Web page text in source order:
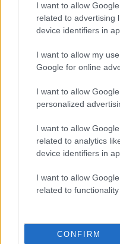
I want to allow
related to advertising
device identifiers in
I want to allow my
Google for online
I want to allow
personalized
I want to allow
related to analytics
device identifiers in
I want to allow
related to
CONFIRM
Aksjonærer,
Konsernrelasjoner
Reelle eiere
Proff Credit API
Rating/Score
Pantheftelser
Automatisert
KYC (Know Your